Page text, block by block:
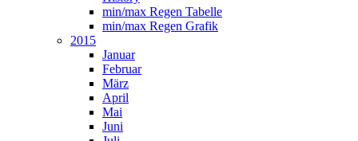
min/max Regen Tabelle
min/max Regen Grafik
2015
Januar
Februar
März
April
Mai
Juni